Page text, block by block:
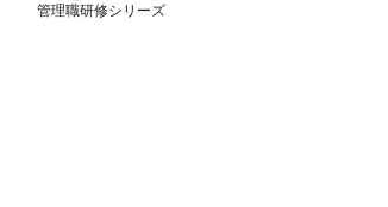
管理職研修シリーズ